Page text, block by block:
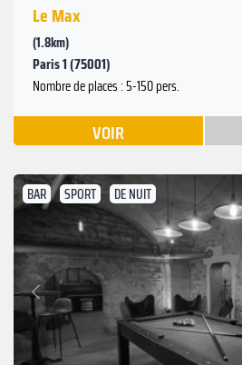
Le Max
(1.8km)
Paris 1 (75001)
Nombre de places : 5-150 pers.
VOIR
BAR SPORT DE NUIT
Précédent